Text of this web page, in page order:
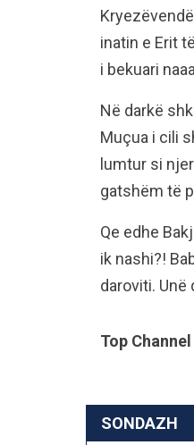
inatin e Erit
i bekuari
Në darkë
Muçua i cili
lumtur si
gatshëm të
Qe edhe
ik nashi?!
daroviti.
Top Channel
SONDAZH